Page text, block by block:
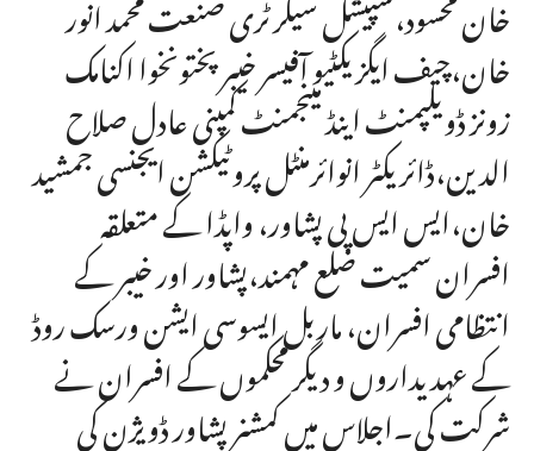
خان،چیف ایگزیکٹیو آفیسر خیبرپختونخوا اکنامک
زونز ڈویلپمنٹ اینڈ مینجمنٹ کمپنی عادل صلاح
الدین،ڈائریکٹر انوائرمنٹل پروٹیکشن ایجنسی جمشید
خان،ایس ایس پی پشاور، واپڈا کے متعلقہ
افسران سمیت ضلع مہمند،پشاور اور خیبر کے
انتظامی افسران، ماربل ایسوسی ایشن ورسک روڈ
کے عہدیداروں و دیگر محکموں کے افسران نے
شرکت کی۔اجلاس میں کمشنر پشاور ڈویژن کی